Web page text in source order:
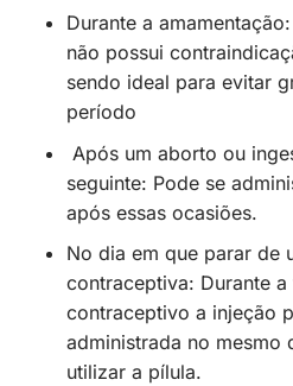
Durante a
não possui
sendo ideal para evitar
período
Após um aborto ou
seguinte: Pode se
após essas ocasiões.
No dia em que parar de
contraceptiva: Durante
contraceptivo a injeção
administrada no mesmo
utilizar a pílula.